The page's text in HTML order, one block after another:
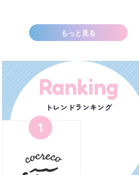
もっと見る
Ranking
トレンドランキング
1